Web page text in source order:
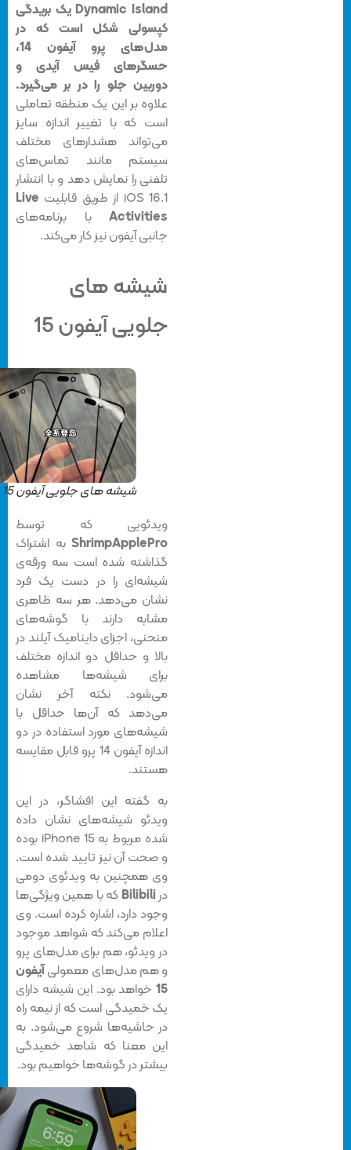
Dynamic Island یک بریدگی
کپسولی شکل است که در
حسگرهای فیس آیدی و
دوربین جلو را در بر می‌گیرد.
علاوه بر این یک منطقه تعاملی
است که با تغییر اندازه سایز
می‌تواند هشدارهای مختلف
سیستم مانند تماس‌های
تلفنی را نمایش دهد و با انتشار
iOS 16.1 از طریق قابلیت
Live
Activitiesبا برنامه‌های
جانبی آیفون نیز کار می‌کند.
شیشه های
جلویی آیفون 15
شیشه های جلویی آیفون 15
ویدئویی که توسط
ShrimpAppleProبه اشتراک
گذاشته شده است سه ورقه‌ی
شیشه‌ای را در دست یک فرد
نشان می‌دهد. هر سه ظاهری
مشابه دارند با گوشه‌های
منحنی، اجزای داینامیک آیلند در
بالا و حداقل دو اندازه مختلف
برای شیشه‌ها مشاهده
می‌شود. نکته آخر نشان
می‌دهد که آن‌ها حداقل با
شیشه‌های مورد استفاده در دو
اندازه آیفون 14 پرو قابل مقایسه
هستند.
به گفته این افشاگر، در این
ویدئو شیشه‌‌های نشان داده
شده مربوط به iPhone 15 بوده
و صحت آن نیز تایید شده است.
وی همچنین به ویدئوی دومی
Bilibiliکه با همین ویژگی‌ها
وجود دارد، اشاره کرده است. وی
اعلام می‌کند که شواهد موجود
در ویدئو، هم برای مدل‌های پرو
و هم مدل‌های معمولیآیفون
خواهد بود. این شیشه دارای
یک خمیدگی است که از نیمه راه
در حاشیه‌ها شروع می‌شود. به
این معنا که شاهد خمیدگی
بیشتر در گوشه‌ها خواهیم بود.